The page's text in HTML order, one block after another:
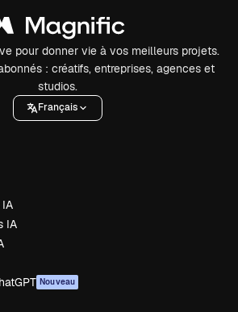
pour donner vie à vos meilleurs projets.
: créatifs, entreprises, agences et
studios.
Français
IA
IA
Nouveau